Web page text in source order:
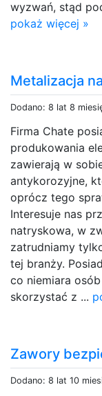
wyzwań, stąd
pokaż więcej »
Metalizacja
Dodano: 8 lat 8
Firma Chate
produkowania
zawierają w
antykorozyjne,
oprócz tego
Interesuje nas
natryskowa, w
zatrudniamy
tej branży.
co niemiara
skorzystać z ...
Zawory
Dodano: 8 lat 10